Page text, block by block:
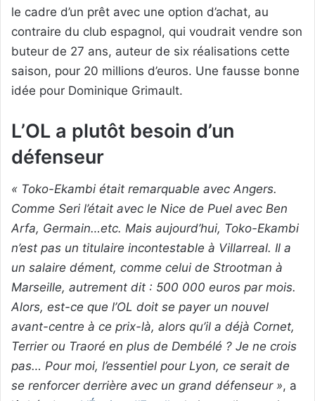
le cadre d’un prêt avec une option d’achat, au
contraire du club espagnol, qui voudrait vendre son
buteur de 27 ans, auteur de six réalisations cette
saison, pour 20 millions d’euros. Une fausse bonne
idée pour Dominique Grimault.
L’OL a plutôt besoin d’un
défenseur
« Toko-Ekambi était remarquable avec Angers.
Comme Seri l’était avec le Nice de Puel avec Ben
Arfa, Germain…etc. Mais aujourd’hui, Toko-Ekambi
n’est pas un titulaire incontestable à Villarreal. Il a
un salaire dément, comme celui de Strootman à
Marseille, autrement dit : 500 000 euros par mois.
Alors, est-ce que l’OL doit se payer un nouvel
avant-centre à ce prix-là, alors qu’il a déjà Cornet,
Terrier ou Traoré en plus de Dembélé ? Je ne crois
pas… Pour moi, l’essentiel pour Lyon, ce serait de
se renforcer derrière avec un grand défenseur », a